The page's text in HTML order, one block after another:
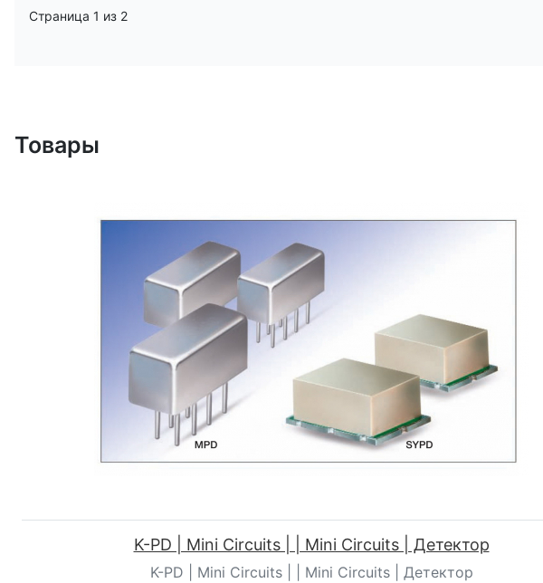
Страница 1 из 2
Товары
K-PD | Mini Circuits | | Mini Circuits | Детектор
K-PD | Mini Circuits | | Mini Circuits | Детектор